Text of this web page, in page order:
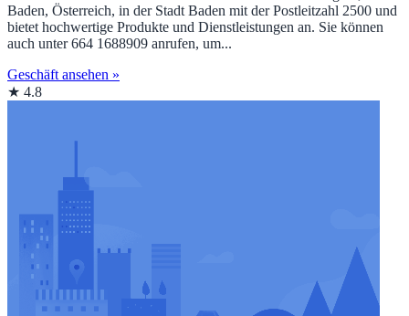
Baden, Österreich, in der Stadt Baden mit der Postleitzahl 2500 und
bietet hochwertige Produkte und Dienstleistungen an. Sie können
auch unter 664 1688909 anrufen, um...
Geschäft ansehen »
★ 4.8